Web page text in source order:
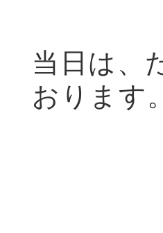
当日は、
おります。